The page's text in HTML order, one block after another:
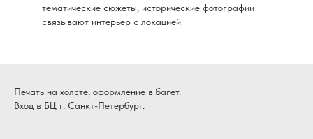
тематические сюжеты, исторические фотографии
связывают интерьер с локацией
Печать на холсте, оформление в багет.
Вход в БЦ г. Санкт-Петербург.